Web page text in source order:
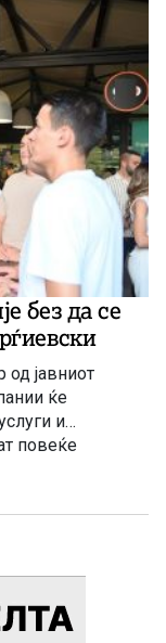
без да се
од јавниот
ќе
и
повеќе
ќе
за